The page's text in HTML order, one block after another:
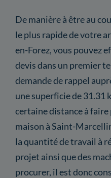
De manière à être au
le plus rapide de votre
en-Forez, vous pouvez
devis dans un premier
demande de rappel
une superficie de 31.31
certaine distance à
maison à Saint-
la quantité de travail à
projet ainsi que des
procurer, il est donc